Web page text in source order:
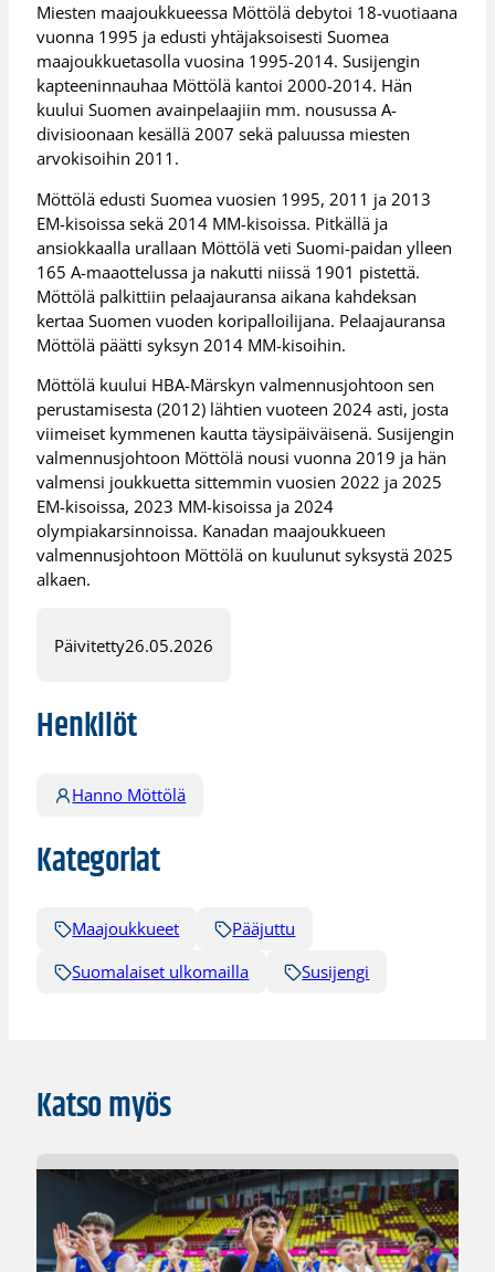
Miesten maajoukkueessa Möttölä debytoi 18-vuotiaana
vuonna 1995 ja edusti yhtäjaksoisesti Suomea
maajoukkuetasolla vuosina 1995-2014. Susijengin
kapteeninnauhaa Möttölä kantoi 2000-2014. Hän
kuului Suomen avainpelaajiin mm. nousussa A-
divisioonaan kesällä 2007 sekä paluussa miesten
arvokisoihin 2011.
Möttölä edusti Suomea vuosien 1995, 2011 ja 2013
EM-kisoissa sekä 2014 MM-kisoissa. Pitkällä ja
ansiokkaalla urallaan Möttölä veti Suomi-paidan ylleen
165 A-maaottelussa ja nakutti niissä 1901 pistettä.
Möttölä palkittiin pelaajauransa aikana kahdeksan
kertaa Suomen vuoden koripalloilijana. Pelaajauransa
Möttölä päätti syksyn 2014 MM-kisoihin.
Möttölä kuului HBA-Märskyn valmennusjohtoon sen
perustamisesta (2012) lähtien vuoteen 2024 asti, josta
viimeiset kymmenen kautta täysipäiväisenä. Susijengin
valmennusjohtoon Möttölä nousi vuonna 2019 ja hän
valmensi joukkuetta sittemmin vuosien 2022 ja 2025
EM-kisoissa, 2023 MM-kisoissa ja 2024
olympiakarsinnoissa. Kanadan maajoukkueen
valmennusjohtoon Möttölä on kuulunut syksystä 2025
alkaen.
Päivitetty26.05.2026
Henkilöt
Hanno Möttölä
Kategoriat
Maajoukkueet
Pääjuttu
Suomalaiset ulkomailla
Susijengi
Katso myös